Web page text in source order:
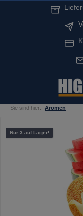
Sie sind hier: Aromen
Bildergalerie überspringen
Nur 3 auf Lager!